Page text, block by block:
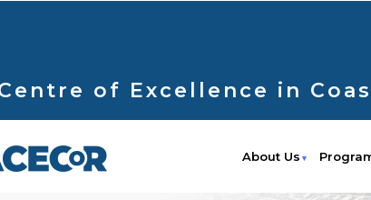
of Excellence in
About Us